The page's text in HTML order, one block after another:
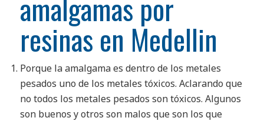
resinas en Medellin
Porque la amalgama es dentro de los metales
pesados uno de los metales tóxicos. Aclarando que
no todos los metales pesados son tóxicos. Algunos
son buenos y otros son malos que son los que